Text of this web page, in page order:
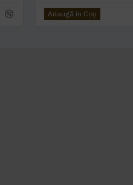
Adaugă în Coş